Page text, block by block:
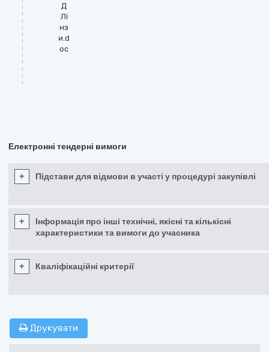
Д
Лі
нз
и.d
oc
Електронні тендерні вимоги
+ Підстави для відмови в участі у процедурі закупівлі
+
Інформація про інші технічні, якісні та кількісні
характеристики та вимоги до учасника
+ Кваліфікаційні критерії
Друкувати